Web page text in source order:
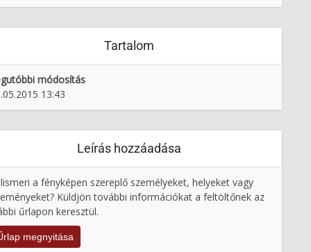
Tartalom
módosítás
13:43
Leírás hozzáadása
a fényképen szereplő személyeket, helyeket vagy
Küldjön további információkat a feltöltőnek az
űrlapon keresztül.
megnyitása